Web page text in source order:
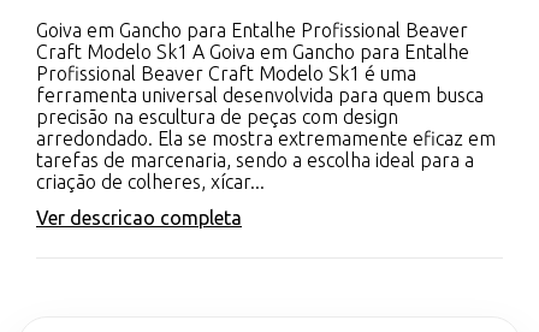
Goiva em Gancho para Entalhe Profissional Beaver
Craft Modelo Sk1 A Goiva em Gancho para Entalhe
Profissional Beaver Craft Modelo Sk1 é uma
ferramenta universal desenvolvida para quem busca
precisão na escultura de peças com design
arredondado. Ela se mostra extremamente eficaz em
tarefas de marcenaria, sendo a escolha ideal para a
criação de colheres, xícar...
Ver descricao completa